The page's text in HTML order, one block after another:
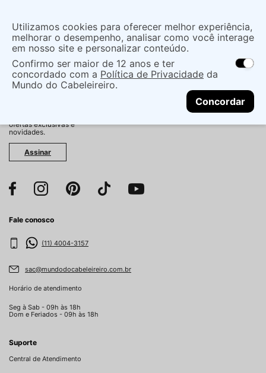
localização
As ofertas e opções de entrega variam de
acordo com a região.Não sei meu CEP
CONTINUAR
O que você procura?
ofertas exclusivas e
novidades.
Assinar
Fale conosco
(11) 4004-3157
sac@mundodocabeleireiro.com.br
Horário de atendimento
Seg à Sab - 09h às 18h
Dom e Feriados - 09h às 18h
Suporte
Central de Atendimento
Utilizamos cookies para oferecer melhor experiência,
melhorar o desempenho, analisar como você interage
em nosso site e personalizar conteúdo.
Confirmo ser maior de 12 anos e ter
concordado com a Política de Privacidade da
Mundo do Cabeleireiro.
Concordar